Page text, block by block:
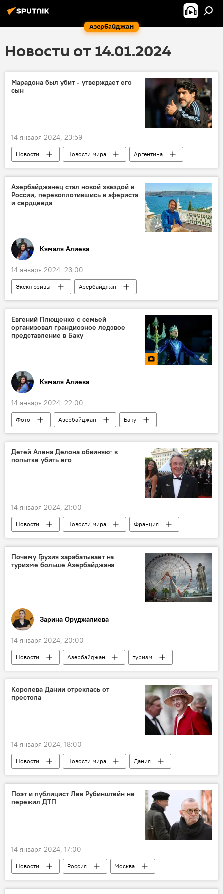
Азербайджан
Новости от 14.01.2024
Марадона был убит - утверждает его
сын
14 января 2024, 23:59
Новости Новости мира
Аргентина
Диего Марадона
Убийство
Смерть
Сын
Азербайджанец стал новой звездой в
России, перевоплотившись в афериста
и сердцееда
Кямаля Алиева
14 января 2024, 23:00
Эксклюзивы
Азербайджан
Общество
Кино
киноиндустрия
Россия
Актер
Евгений Плющенко с семьей
организовал грандиозное ледовое
представление в Баку
Кямаля Алиева
14 января 2024, 22:00
Фото Азербайджан
Баку
Представление
Спортивно-концертный комплекс имени Гейдара Алиева
Лед
Детей Алена Делона обвиняют в
попытке убить его
14 января 2024, 21:00
Новости Новости мира
Франция
великий актер
Ален Делон
Покушение на убийство
Дети
Почему Грузия зарабатывает на
туризме больше Азербайджана
Зарина Оруджалиева
14 января 2024, 20:00
Новости Азербайджан
туризм
Грузия
Туристы
ВВП
Развитие
Устойчивое развитие
Королева Дании отреклась от
престола
14 января 2024, 18:00
Новости Новости мира
Дания
королева
отречение от престола
Монархия
коронация
Поэт и публицист Лев Рубинштейн не
пережил ДТП
14 января 2024, 17:00
Новости Россия
Москва
ДТП
Происшествия